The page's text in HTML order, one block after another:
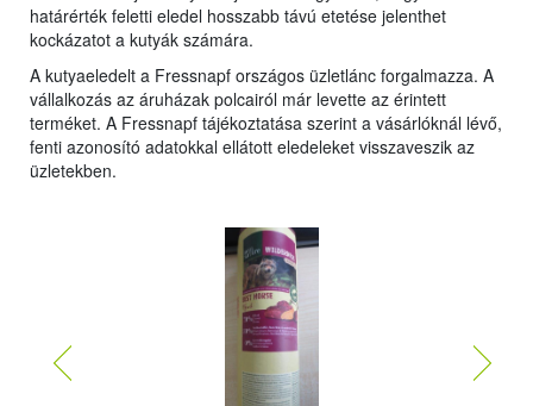
határérték feletti eledel hosszabb távú etetése jelenthet
kockázatot a kutyák számára.
A kutyaeledelt a Fressnapf országos üzletlánc forgalmazza. A
vállalkozás az áruházak polcairól már levette az érintett
terméket. A Fressnapf tájékoztatása szerint a vásárlóknál lévő,
fenti azonosító adatokkal ellátott eledeleket visszaveszik az
üzletekben.